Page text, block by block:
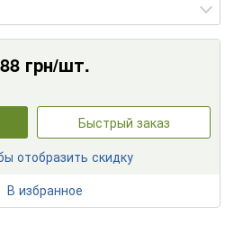
грн/шт.
Быстрый заказ
отобразить скидку
В избранное